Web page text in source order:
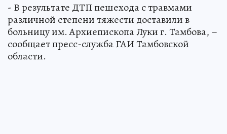
- В результате ДТП пешехода с травмами
различной степени тяжести доставили в
больницу им. Архиепископа Луки г. Тамбова, –
сообщает пресс-служба ГАИ Тамбовской
области.